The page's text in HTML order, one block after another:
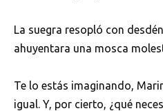
La suegra resopló con
ahuyentara una mosca
Te lo estás imaginando,
igual. Y, por cierto, ¿qué